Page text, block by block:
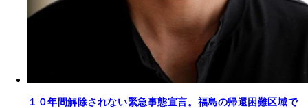
１０年間解除されない緊急事態宣言。福島の帰還困難区域で